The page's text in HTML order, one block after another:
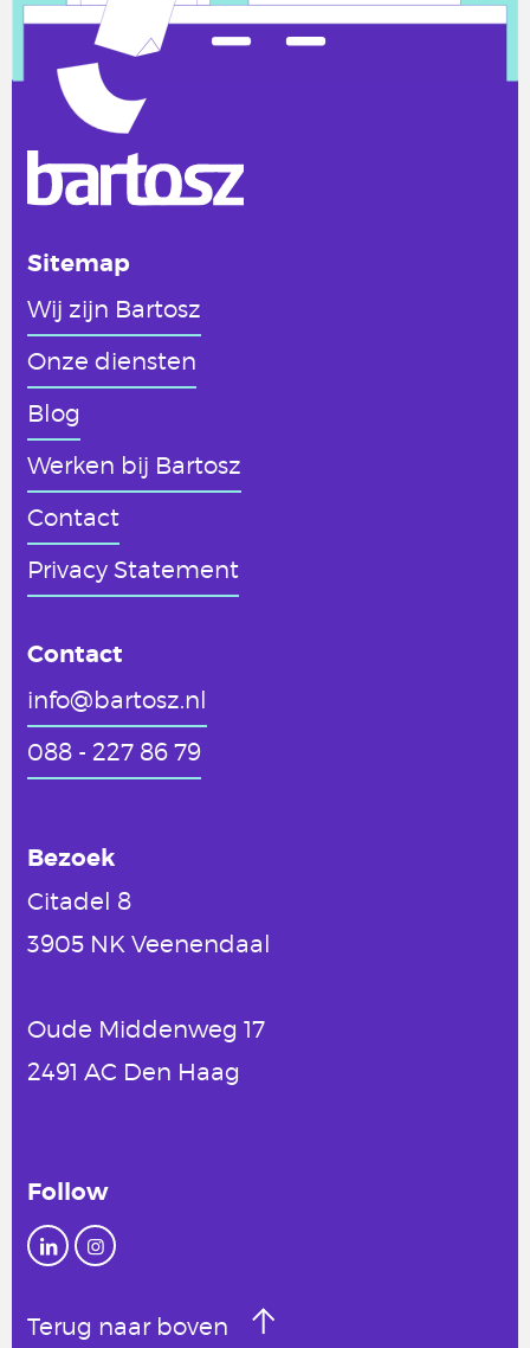
Sitemap
Wij zijn Bartosz
Onze diensten
Blog
Werken bij Bartosz
Contact
Privacy Statement
Contact
info@bartosz.nl
088 - 227 86 79
Bezoek
Citadel 8
3905 NK Veenendaal
Oude Middenweg 17
2491 AC Den Haag
Follow
Terug naar boven